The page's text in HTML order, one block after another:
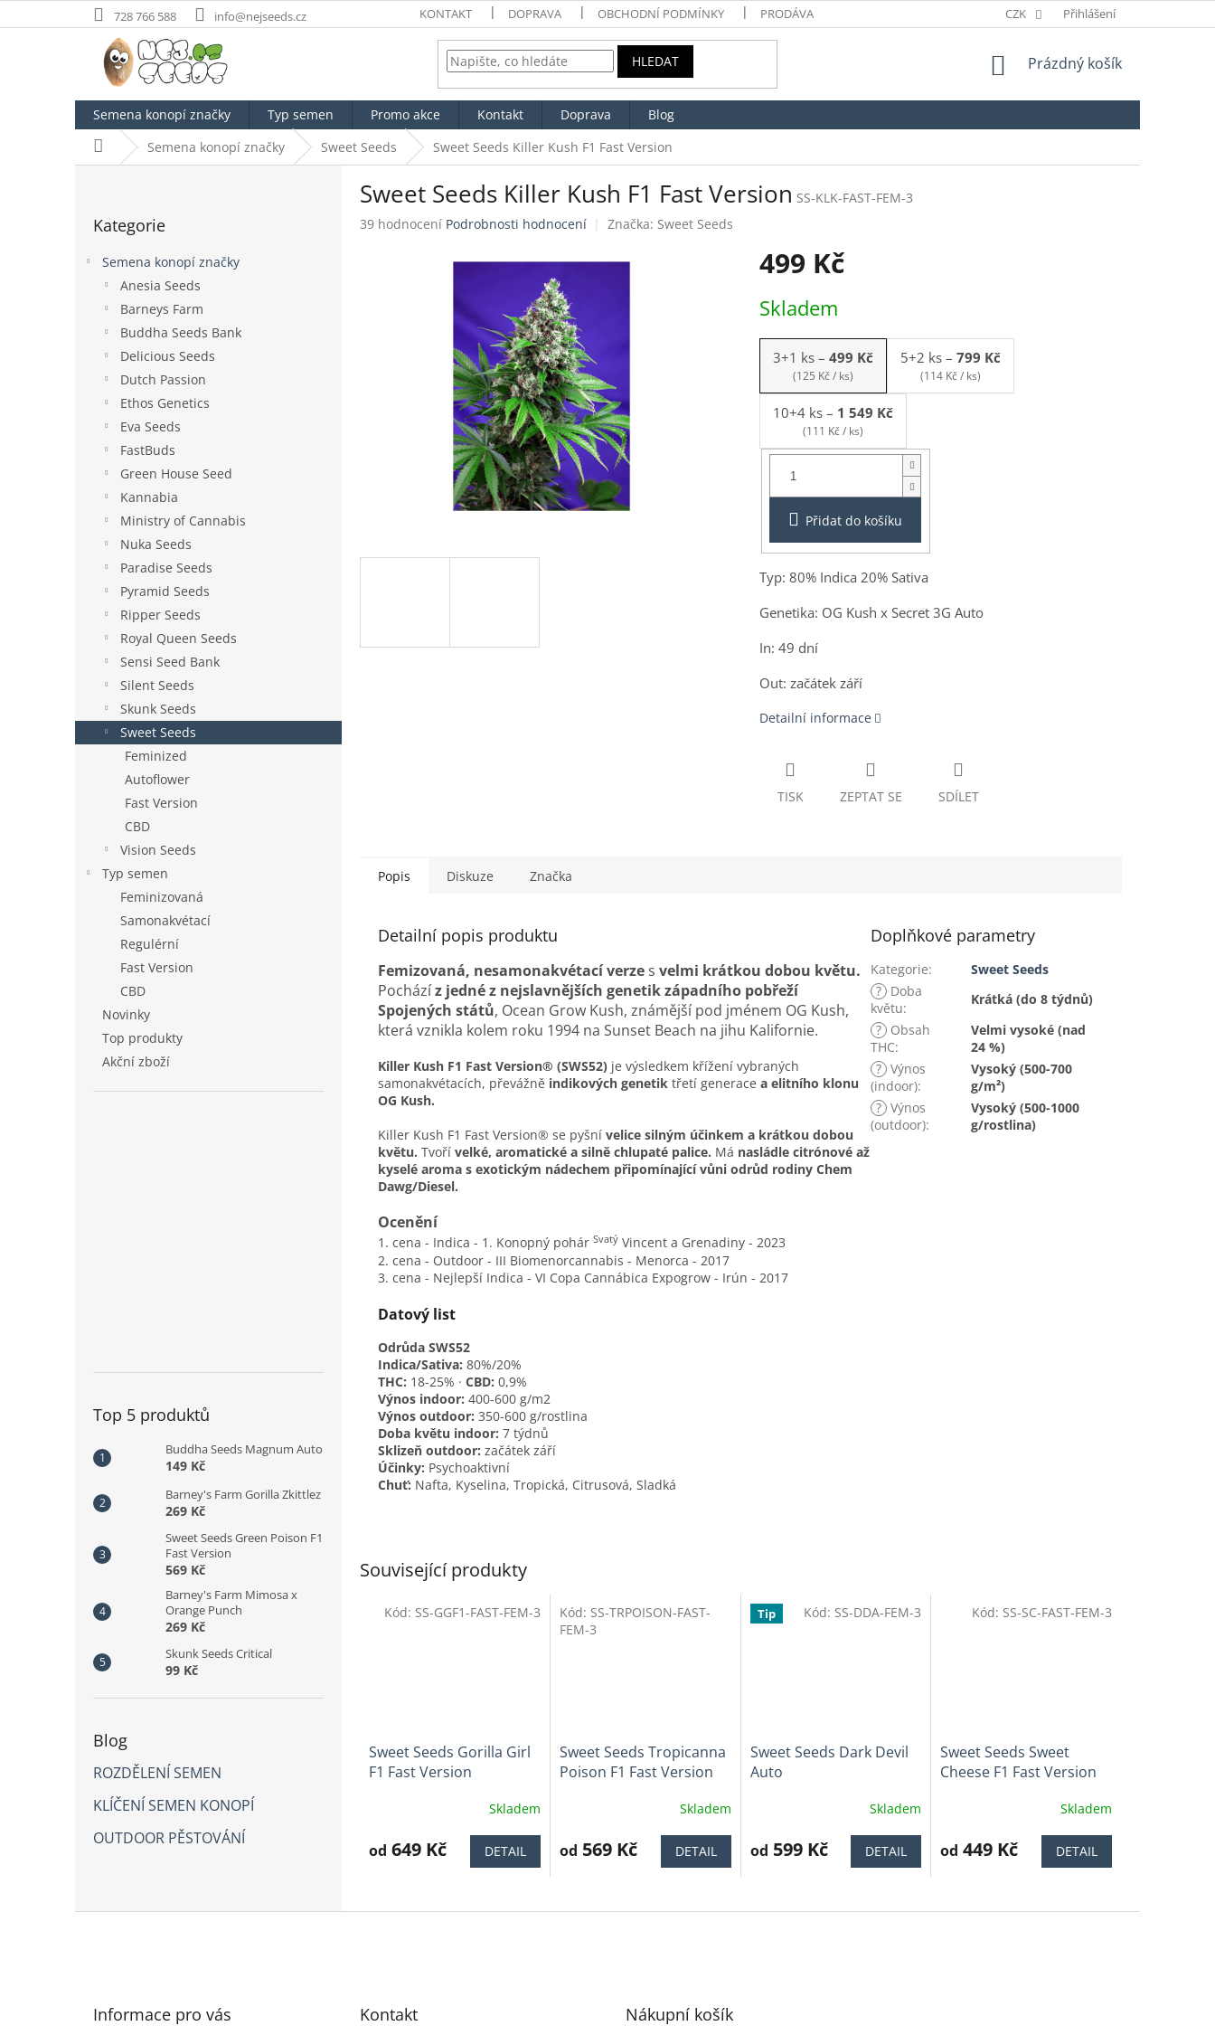
na
728 766 588 info@nejseeds.cz KONTAKT DOPRAVA OBCHODNÍ PODMÍNKY PRODÁVANÉ ZNAČKY ODSTOUPENÍ OD SMLOUVY
CZK Přihlášení
HLEDAT
NÁKUPNÍ
Prázdný košík
Semena konopí značky Typ semen Promo akce Kontakt Doprava
Blog
Domů Semena konopí značky Sweet Seeds Sweet Seeds Killer Kush F1 Fast Version
kategorie
Kategorie
Semena konopí značky
Anesia Seeds
Barneys Farm
Buddha Seeds Bank
Delicious Seeds
Dutch Passion
Ethos Genetics
Eva Seeds
FastBuds
Green House Seed
Kannabia
Ministry of Cannabis
Nuka Seeds
Paradise Seeds
Pyramid Seeds
Ripper Seeds
Royal Queen Seeds
Sensi Seed Bank
Silent Seeds
Skunk Seeds
Sweet Seeds
Feminized
Autoflower
Fast Version
CBD
Vision Seeds
Typ semen
Feminizovaná
Samonakvétací
Regulérní
Fast Version
CBD
Novinky
Top produkty
Akční zboží
Top 5 produktů
Buddha Seeds Magnum Auto
149 Kč
Barney's Farm Gorilla Zkittlez
269 Kč
Sweet Seeds Green Poison F1
Fast Version
569 Kč
Barney's Farm Mimosa x
Orange Punch
269 Kč
Skunk Seeds Critical
99 Kč
Blog
ROZDĚLENÍ SEMEN
KLÍČENÍ SEMEN KONOPÍ
OUTDOOR PĚSTOVÁNÍ
Sweet Seeds Killer Kush F1 Fast Version SS-KLK-FAST-FEM-3
Průměrné
39 hodnocení Podrobnosti hodnocení Značka: Sweet Seeds
499 Kč
cena:
Skladem
3+1 ks – 499 Kč
(125 Kč / ks)
5+2 ks – 799 Kč
(114 Kč / ks)
10+4 ks – 1 549 Kč
(111 Kč / ks)
Balení:
3+1ks
Přidat do košíku
Typ: 80% Indica 20% Sativa
Genetika: OG Kush x Secret 3G Auto
In: 49 dní
Out: začátek září
Detailní informace
TISK ZEPTAT SE SDÍLET
Související produkty
Sweet Seeds Gorilla Girl
F1 Fast Version
produktu
5
Skladem
od 649 Kč DETAIL
Kód: SS-GGF1-FAST-FEM-3
Sweet Seeds Tropicanna
Poison F1 Fast Version
produktu
5
Skladem
od 569 Kč DETAIL
Kód: SS-TRPOISON-FAST-
FEM-3
Tip
Sweet Seeds Dark Devil
Auto
produktu
5
Skladem
od 599 Kč DETAIL
Kód: SS-DDA-FEM-3
Sweet Seeds Sweet
Cheese F1 Fast Version
produktu
5
Skladem
od 449 Kč DETAIL
Kód: SS-SC-FAST-FEM-3
Popis Diskuze Značka
Detailní popis produktu
Femizovaná, nesamonakvétací verze s velmi krátkou dobou květu.
Pocházíz jedné z nejslavnějších genetik západního pobřeží
Spojených států, Ocean Grow Kush, známější pod jménem OG Kush,
která vznikla kolem roku 1994 na Sunset Beach na jihu Kalifornie.
Killer Kush F1 Fast Version® (SWS52) je výsledkem křížení vybraných
samonakvétacích, převážně indikových genetik třetí generace a elitního klonu
OG Kush.
Killer Kush F1 Fast Version® se pyšní velice silným účinkem a krátkou dobou
květu. Tvoří velké, aromatické a silně chlupaté palice. Má nasládle citrónové až
kyselé aroma s exotickým nádechem připomínající vůni odrůd rodiny Chem
Dawg/Diesel.
Ocenění
1. cena - Indica - 1. Konopný pohár Svatý Vincent a Grenadiny - 2023
2. cena - Outdoor - III Biomenorcannabis - Menorca - 2017
3. cena - Nejlepší Indica - VI Copa Cannábica Expogrow - Irún - 2017
Datový list
Odrůda SWS52
Indica/Sativa: 80%/20%
THC: 18-25% · CBD: 0,9%
Výnos indoor: 400-600 g/m2
Výnos outdoor: 350-600 g/rostlina
Doba květu indoor: 7 týdnů
Sklizeň outdoor: začátek září
Účinky: Psychoaktivní
Chuť: Nafta, Kyselina, Tropická, Citrusová, Sladká
Doplňkové parametry
Kategorie:
Sweet Seeds
? Doba
květu:
Krátká (do 8 týdnů)
? Obsah
THC:
Velmi vysoké (nad
24 %)
? Výnos
(indoor):
Vysoký (500-700
g/m²)
? Výnos
(outdoor):
Vysoký (500-1000
g/rostlina)
Informace pro vás Kontakt Nákupní košík